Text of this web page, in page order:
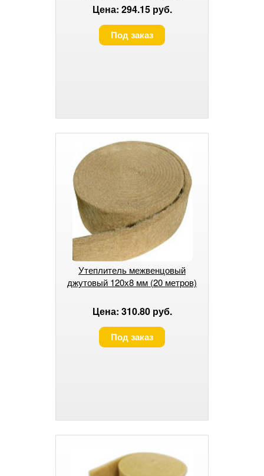
Цена: 294.15 руб.
Под заказ
Утеплитель межвенцовый
джутовый 120х8 мм (20 метров)
Цена: 310.80 руб.
Под заказ